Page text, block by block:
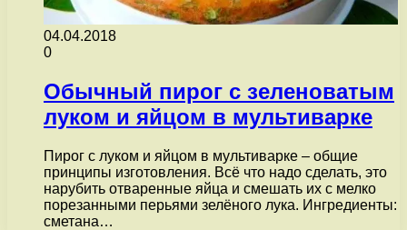
04.04.2018
0
Обычный пирог с зеленоватым
луком и яйцом в мультиварке
Пирог с луком и яйцом в мультиварке – общие
принципы изготовления. Всё что надо сделать, это
нарубить отваренные яйца и смешать их с мелко
порезанными перьями зелёного лука. Ингредиенты:
сметана…